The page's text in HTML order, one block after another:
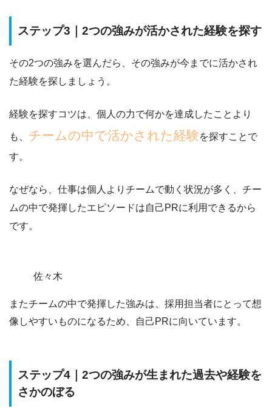
ステップ3｜2つの強みが活かされた経験を探す
その2つの強みを選んだら、その強みが今までに活かされ
た経験を探しましょう。
経験を探すコツは、個人の力で何かを達成したことより
も、 チームの中で活かされた経験を探すことで
す。
なぜなら、仕事は個人よりチームで動く状況が多く、 チー
ムの中で発揮したエピソードは自己PRに利用できるから
です。
佐々木
またチームの中で発揮した強みは、 採用担当者にとって想
像しやすいものになるため、自己PRに向いています。
ステップ4｜2つの強みが生まれた過去や経験を
さかのぼる